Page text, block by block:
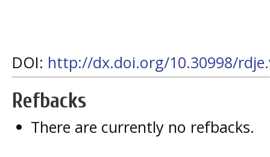
DOI: http://dx.doi.org/10.30998/
Refbacks
There are currently no refbacks.